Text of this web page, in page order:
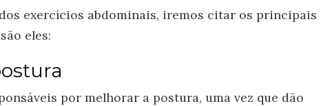
exercícios abdominais, iremos citar os principais
eles:
por melhorar a postura, uma vez que dão